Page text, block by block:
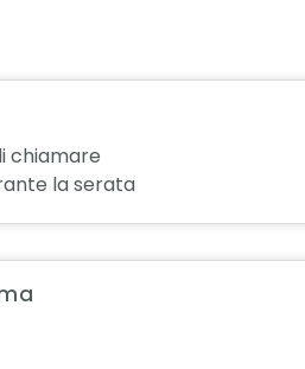
chiamare
la serata